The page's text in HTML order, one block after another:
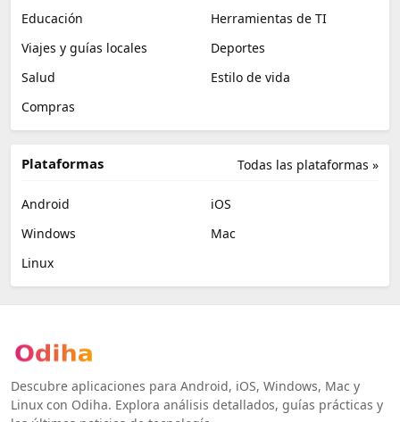
Educación
Herramientas de TI
Viajes y guías locales
Deportes
Salud
Estilo de vida
Compras
Todas las plataformas »
Plataformas
Android
iOS
Windows
Mac
Linux
Descubre aplicaciones para Android, iOS, Windows, Mac y
Linux con Odiha. Explora análisis detallados, guías prácticas y